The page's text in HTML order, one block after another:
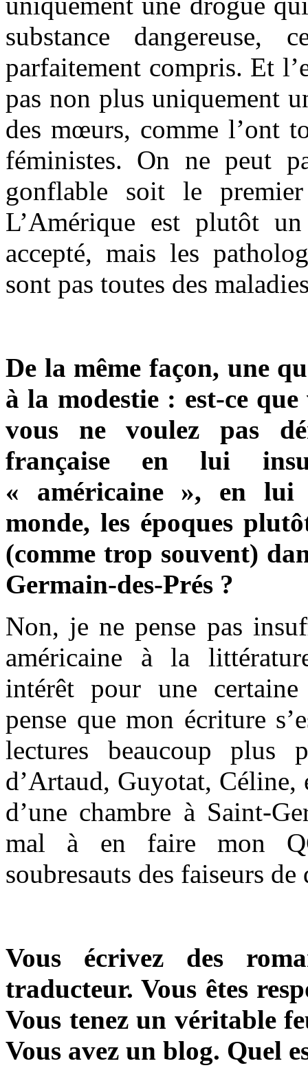
substance
parfaitement compris. Et
pas non plus uniquement
des mœurs, comme l’ont
féministes. On ne peut
gonflable soit le
L’Amérique est plutôt
accepté, mais les
sont pas toutes des
De la même façon, une
à la modestie : est-ce
vous ne voulez pas
française en lui
« américaine », en lui
monde, les époques
(comme trop souvent)
Germain-des-Prés ?
Non, je ne pense pas
américaine à la
intérêt pour une
pense que mon écriture
lectures beaucoup plus
d’Artaud, Guyotat,
d’une chambre à Saint-
mal à en faire mon
soubresauts des faiseurs
Vous écrivez des
traducteur. Vous êtes
Vous tenez un véritable
Vous avez un blog. Quel